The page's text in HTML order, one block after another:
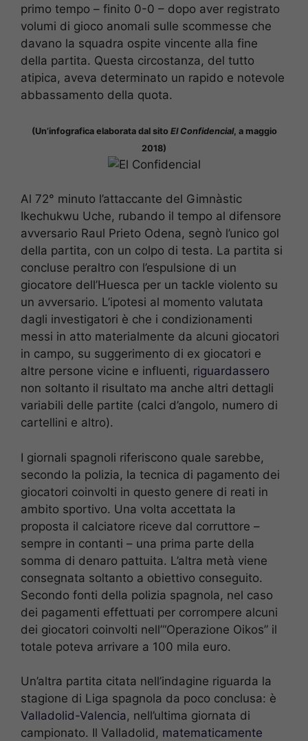
primo tempo – finito 0-0 – dopo aver registrato
volumi di gioco anomali sulle scommesse che
davano la squadra ospite vincente alla fine
della partita. Questa circostanza, del tutto
atipica, aveva determinato un rapido e notevole
abbassamento della quota.
(Un’infografica elaborata dal sito El Confidencial, a maggio
2018)
Al 72° minuto l’attaccante del Gimnàstic
Ikechukwu Uche, rubando il tempo al difensore
avversario Raul Prieto Odena, segnò l’unico gol
della partita, con un colpo di testa. La partita si
concluse peraltro con l’espulsione di un
giocatore dell’Huesca per un tackle violento su
un avversario. L’ipotesi al momento valutata
dagli investigatori è che i condizionamenti
messi in atto materialmente da alcuni giocatori
in campo, su suggerimento di ex giocatori e
altre persone vicine e influenti, riguardassero
non soltanto il risultato ma anche altri dettagli
variabili delle partite (calci d’angolo, numero di
cartellini e altro).
I giornali spagnoli riferiscono quale sarebbe,
secondo la polizia, la tecnica di pagamento dei
giocatori coinvolti in questo genere di reati in
ambito sportivo. Una volta accettata la
proposta il calciatore riceve dal corruttore –
sempre in contanti – una prima parte della
somma di denaro pattuita. L’altra metà viene
consegnata soltanto a obiettivo conseguito.
Secondo fonti della polizia spagnola, nel caso
dei pagamenti effettuati per corrompere alcuni
dei giocatori coinvolti nell’“Operazione Oikos” il
totale poteva arrivare a 100 mila euro.
Un’altra partita citata nell’indagine riguarda la
stagione di Liga spagnola da poco conclusa: è
Valladolid-Valencia, nell’ultima giornata di
campionato. Il Valladolid, matematicamente